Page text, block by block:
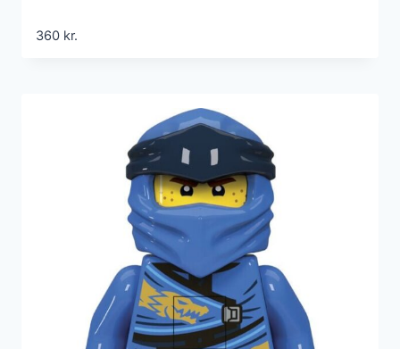
360 kr.